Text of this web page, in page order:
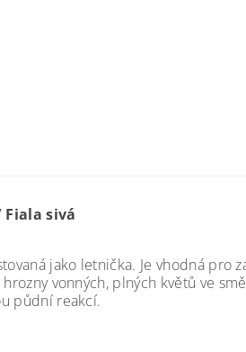
sivá
jako letnička. Je vhodná pro
vonných, plných květů ve
půdní reakcí.